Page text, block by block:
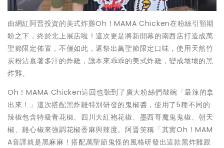
由網紅阿晋投資的美式炸雞Oh！MAMA Chicken在粉絲引頸期
盼之下，終於北上展店啦！這次更是將新開幕的南西店打造成萬
聖節限定佈置，不僅如此，還祭出萬聖節限定口味，使用天然竹
炭粉沾裹著多汁的炸雞，讓本來乖乖的美式炸雞，變成壞壞的黑
炸雞。
Oh！MAMA Chicken這回也聽到了廣大粉絲們敲碗「最辣的拿
出來！」這次搭配黑炸雞特別研發的鬼椒醬，使用了5種不同的
辣椒包含特級青花椒、四川大紅袍花椒、墨西哥魔鬼鬼椒、朝天
椒、雞心椒來強調花椒香麻與辣度。阿晋笑稱「其實Oh！MAM
A音譯就是黑麻麻！搭配萬聖節鬼怪的風格研發出這款黑炸雞跟